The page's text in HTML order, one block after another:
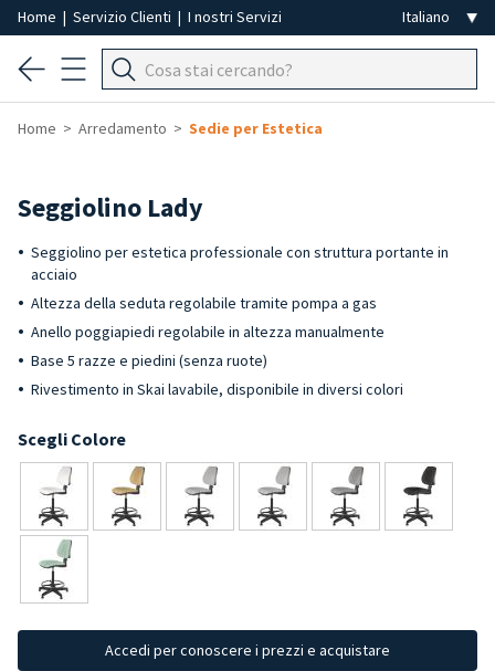
Home | Servizio Clienti | I nostri Servizi
Home Arredamento Sedie per Estetica
Seggiolino Lady
Seggiolino per estetica professionale con struttura portante in
acciaio
Altezza della seduta regolabile tramite pompa a gas
Anello poggiapiedi regolabile in altezza manualmente
Base 5 razze e piedini (senza ruote)
Rivestimento in Skai lavabile, disponibile in diversi colori
Scegli Colore
Accedi per conoscere i prezzi e acquistare